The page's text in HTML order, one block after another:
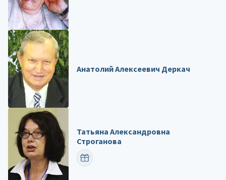
Анатолий Алексеевич Деркач
Татьяна Александровна
Строганова
ПОЗДРАВИТЬ